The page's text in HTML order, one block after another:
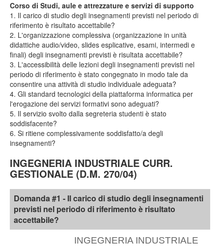
Corso di Studi, aule e attrezzature e servizi di supporto
1. Il carico di studio degli insegnamenti previsti nel periodo di
riferimento è risultato accettabile?
2. L'organizzazione complessiva (organizzazione in unità
didattiche audio/video, slides esplicative, esami, intermedi e
finali) degli insegnamenti previsti è risultata accettabile?
3. L'accessibilità delle lezioni degli insegnamenti previsti nel
periodo di riferimento è stato congegnato in modo tale da
consentire una attività di studio individuale adeguata?
4. Gli standard tecnologici della piattaforma informatica per
l'erogazione dei servizi formativi sono adeguati?
5. Il servizio svolto dalla segreteria studenti è stato
soddisfacente?
6. Si ritiene complessivamente soddisfatto/a degli
insegnamenti?
INGEGNERIA INDUSTRIALE CURR.
GESTIONALE (D.M. 270/04)
Domanda #1 - Il carico di studio degli insegnamenti
previsti nel periodo di riferimento è risultato
accettabile?
INGEGNERIA INDUSTRIALE